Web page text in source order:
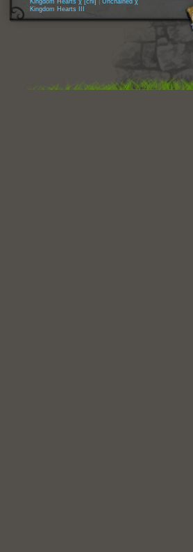
Kingdom Hearts χ [chi]
Unchained χ
Kingdom Hearts III